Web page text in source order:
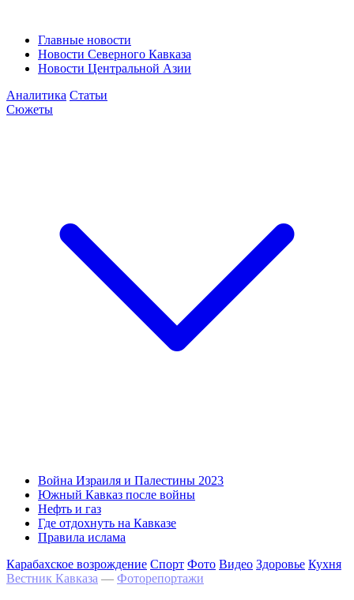
Главные новости
Новости Северного Кавказа
Новости Центральной Азии
Аналитика Статьи
Сюжеты
Война Израиля и Палестины 2023
Южный Кавказ после войны
Нефть и газ
Где отдохнуть на Кавказе
Правила ислама
Карабахское возрождение Спорт Фото Видео Здоровье Кухня
Вестник Кавказа — Фоторепортажи